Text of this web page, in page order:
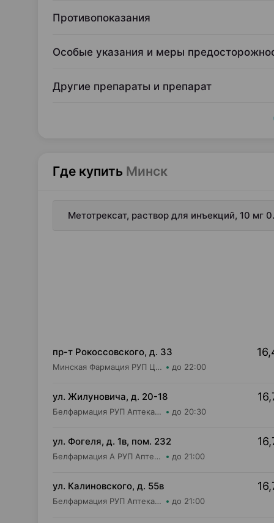
Противопоказания
Особые указания и меры
Другие препараты и препарат
Где купить Минск
Метотрексат, раствор для инъекций, 10 мг
пр-т Рокоссовского, д. 33
Минская Фармация РУП Центральная районная аптека №182 до 22:00
ул. Жилуновича, д. 20-18
Белфармация РУП Аптека №21 до 20:30
ул. Фогеля, д. 1в, пом. 232
Белфармация А РУП Аптека №37 до 21:00
ул. Калиновского, д. 55в
Белфармация РУП Аптека №55 до 21:00